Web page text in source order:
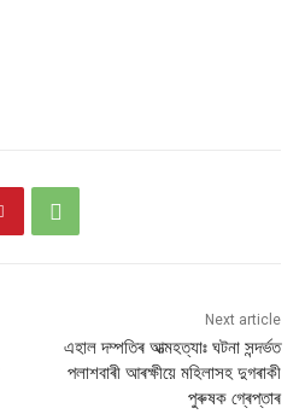
Next article
এহাল দম্পতিৰ আত্মহত্যাঃ ঘটনা সন্দৰ্ভত
পলাশবাৰী আৰক্ষীয়ে মহিলাসহ দুগৰাকী
পুৰুষক গ্ৰেপ্তাৰ